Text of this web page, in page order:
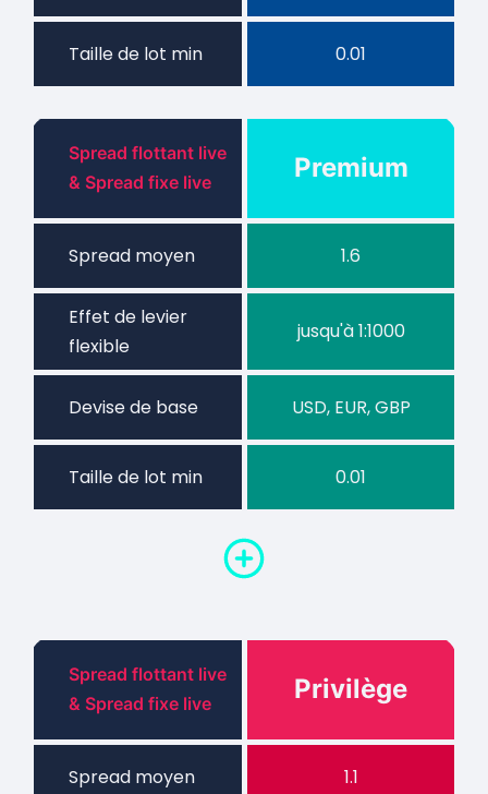
Taille de lot min 0.01
Spread flottant live
& Spread fixe live
Premium
Spread moyen 1.6
Effet de levier
flexible
jusqu'à 1:1000
Devise de base USD, EUR, GBP
Taille de lot min 0.01
Spread flottant live
& Spread fixe live
Privilège
Spread moyen 1.1